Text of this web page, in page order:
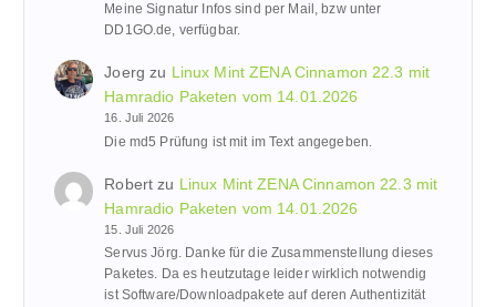
Meine Signatur Infos sind per Mail, bzw unter
DD1GO.de, verfügbar.
Joerg zu Linux Mint ZENA Cinnamon 22.3 mit
Hamradio Paketen vom 14.01.2026
16. Juli 2026
Die md5 Prüfung ist mit im Text angegeben.
Robert zu Linux Mint ZENA Cinnamon 22.3 mit
Hamradio Paketen vom 14.01.2026
15. Juli 2026
Servus Jörg. Danke für die Zusammenstellung dieses
Paketes. Da es heutzutage leider wirklich notwendig
ist Software/Downloadpakete auf deren Authentizität